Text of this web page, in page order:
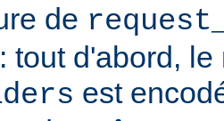
de
tout d'abord,
est